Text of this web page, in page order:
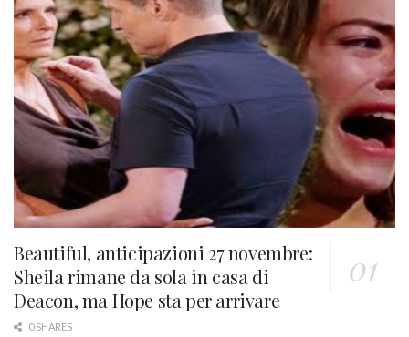
Beautiful, anticipazioni 27 novembre:
Sheila rimane da sola in casa di
Deacon, ma Hope sta per arrivare
0 SHARES